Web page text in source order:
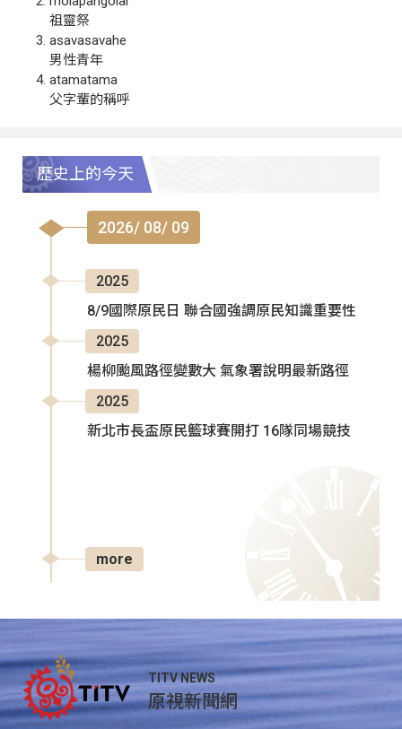
祖靈祭
asavasavahe
男性青年
atamatama
父字輩的稱呼
歷史上的今天
2026/ 08/ 09
2025
8/9國際原民日 聯合國強調原民知識重要性
2025
楊柳颱風路徑變數大 氣象署說明最新路徑
2025
新北市長盃原民籃球賽開打 16隊同場競技
more
TITV NEWS
原視新聞網